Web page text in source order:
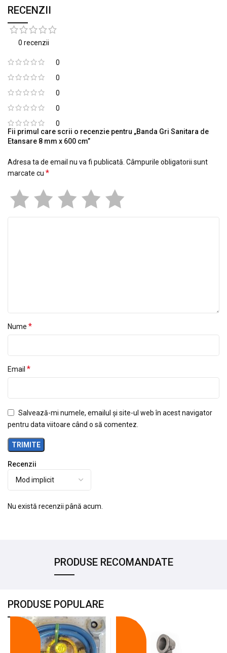
RECENZII
0 recenzii
0
0
0
0
0
Recenzii
Nu există recenzii până acum.
Fii primul care scrii o recenzie pentru „Banda Gri Sanitara de
Etansare 8 mm x 600 cm”
Adresa ta de email nu va fi publicată. Câmpurile obligatorii sunt
marcate cu *
Nume *
Email *
Salvează-mi numele, emailul și site-ul web în acest navigator
pentru data viitoare când o să comentez.
PRODUSE RECOMANDATE
PRODUSE POPULARE